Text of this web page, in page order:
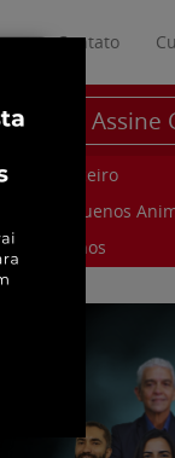
Contato
Assine
Parceiro
Pequenos
Suinos